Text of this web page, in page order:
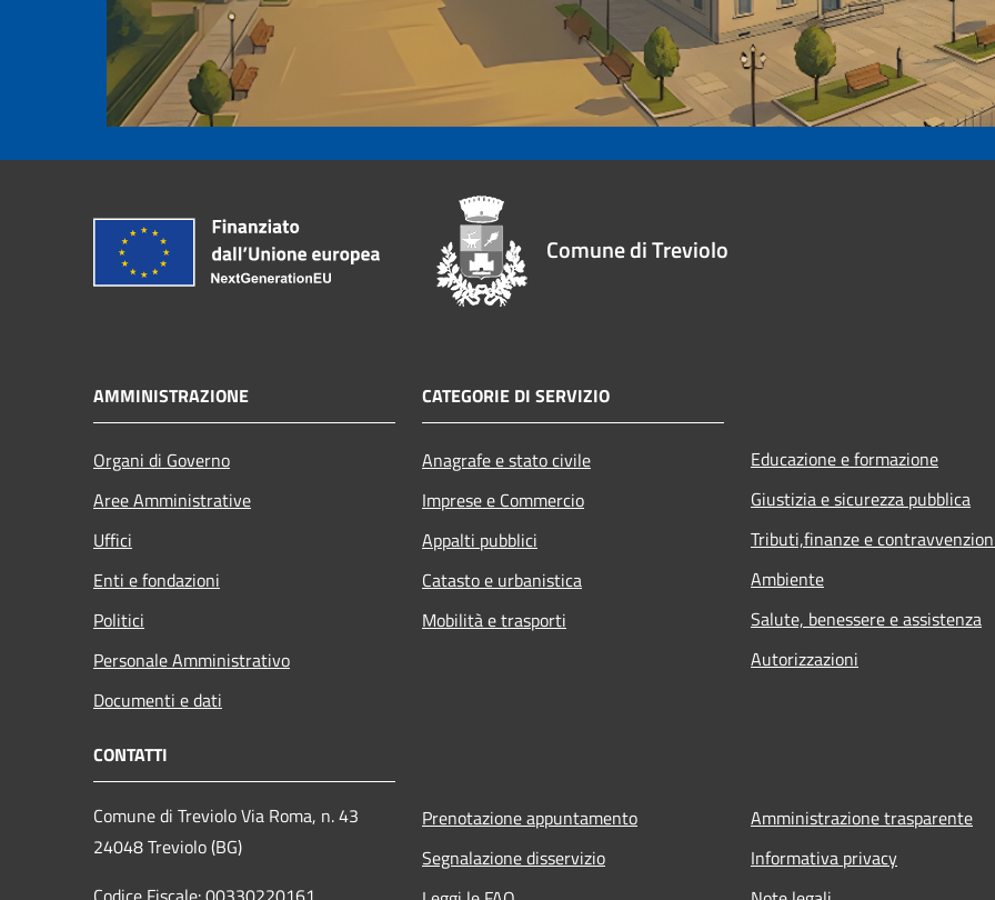
Comune di Treviolo
AMMINISTRAZIONE
Organi di Governo
Aree Amministrative
Uffici
Enti e fondazioni
Politici
Personale Amministrativo
Documenti e dati
CATEGORIE DI SERVIZIO
Anagrafe e stato civile
Imprese e Commercio
Appalti pubblici
Catasto e urbanistica
Mobilità e trasporti
Educazione e formazione
Giustizia e sicurezza pubblica
Tributi,finanze e
Ambiente
Salute, benessere e assistenza
Autorizzazioni
CONTATTI
Comune di Treviolo Via Roma, n. 43
24048 Treviolo (BG)
Prenotazione appuntamento
Segnalazione disservizio
Amministrazione trasparente
Informativa privacy